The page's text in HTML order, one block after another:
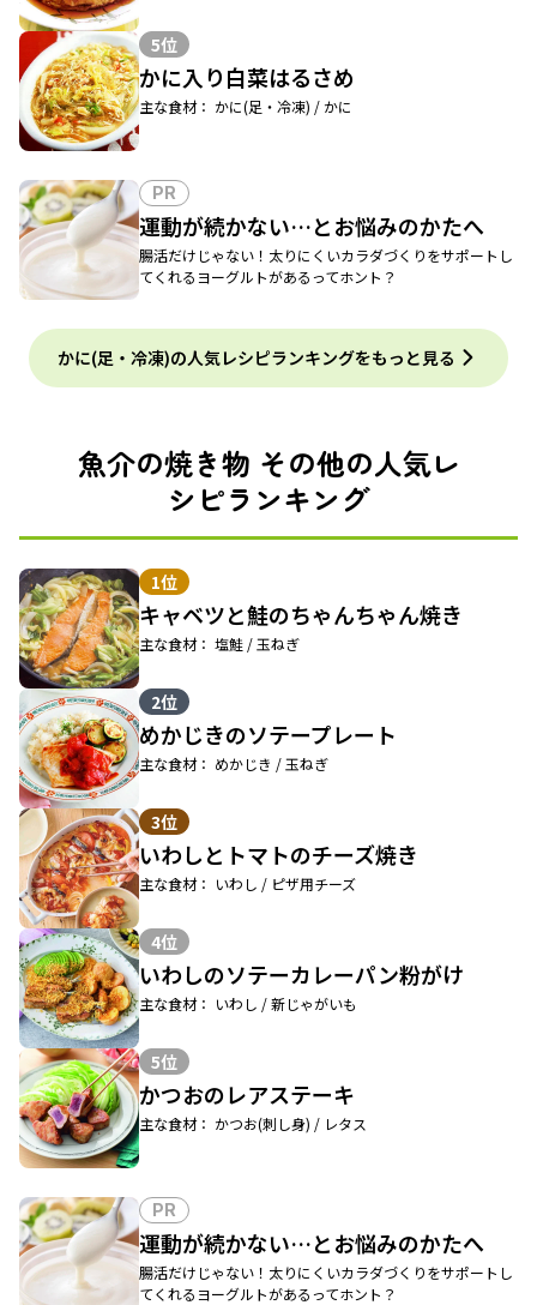
5位
かに入り白菜はるさめ
主な食材： かに(足・冷凍) / かに
PR
運動が続かない…とお悩みのかたへ
腸活だけじゃない！太りにくいカラダづくりをサポートし
てくれるヨーグルトがあるってホント？
かに(足・冷凍)の人気レシピランキングをもっと見る
魚介の焼き物 その他の人気レ
シピランキング
1位
キャベツと鮭のちゃんちゃん焼き
主な食材： 塩鮭 / 玉ねぎ
2位
めかじきのソテープレート
主な食材： めかじき / 玉ねぎ
3位
いわしとトマトのチーズ焼き
主な食材： いわし / ピザ用チーズ
4位
いわしのソテーカレーパン粉がけ
主な食材： いわし / 新じゃがいも
5位
かつおのレアステーキ
主な食材： かつお(刺し身) / レタス
PR
運動が続かない…とお悩みのかたへ
腸活だけじゃない！太りにくいカラダづくりをサポートし
てくれるヨーグルトがあるってホント？